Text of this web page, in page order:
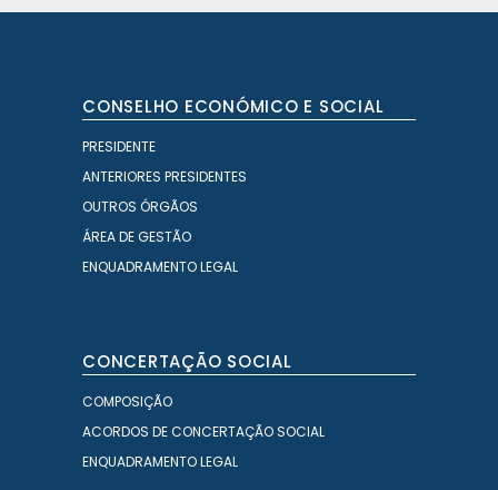
CONSELHO ECONÓMICO E SOCIAL
PRESIDENTE
ANTERIORES PRESIDENTES
OUTROS ÓRGÃOS
ÁREA DE GESTÃO
ENQUADRAMENTO LEGAL
CONCERTAÇÃO SOCIAL
COMPOSIÇÃO
ACORDOS DE CONCERTAÇÃO SOCIAL
ENQUADRAMENTO LEGAL